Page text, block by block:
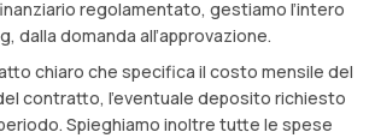
regolamentato, gestiamo l’intero
dalla domanda all’approvazione.
chiaro che specifica il costo mensile del
contratto, l’eventuale deposito richiesto
Spieghiamo inoltre tutte le spese